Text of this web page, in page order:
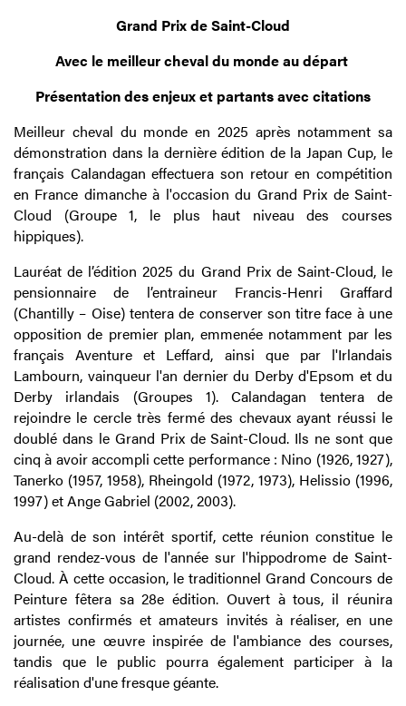
Grand Prix de Saint-Cloud
Avec le meilleur cheval du monde au départ
Présentation des enjeux et partants avec citations
Meilleur cheval du monde en 2025 après notamment sa
démonstration dans la dernière édition de la Japan Cup, le
français Calandagan effectuera son retour en compétition
en France dimanche à l'occasion du Grand Prix de Saint-
Cloud (Groupe 1, le plus haut niveau des courses
hippiques).
Lauréat de l’édition 2025 du Grand Prix de Saint-Cloud, le
pensionnaire de l’entraineur Francis-Henri Graffard
(Chantilly – Oise) tentera de conserver son titre face à une
opposition de premier plan, emmenée notamment par les
français Aventure et Leffard, ainsi que par l'Irlandais
Lambourn, vainqueur l'an dernier du Derby d'Epsom et du
Derby irlandais (Groupes 1). Calandagan tentera de
rejoindre le cercle très fermé des chevaux ayant réussi le
doublé dans le Grand Prix de Saint-Cloud. Ils ne sont que
cinq à avoir accompli cette performance : Nino (1926, 1927),
Tanerko (1957, 1958), Rheingold (1972, 1973), Helissio (1996,
1997) et Ange Gabriel (2002, 2003).
Au-delà de son intérêt sportif, cette réunion constitue le
grand rendez-vous de l'année sur l'hippodrome de Saint-
Cloud. À cette occasion, le traditionnel Grand Concours de
Peinture fêtera sa 28e édition. Ouvert à tous, il réunira
artistes confirmés et amateurs invités à réaliser, en une
journée, une œuvre inspirée de l'ambiance des courses,
tandis que le public pourra également participer à la
réalisation d'une fresque géante.